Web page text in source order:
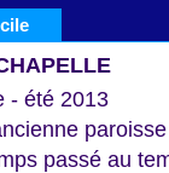
- été 2013
passé au